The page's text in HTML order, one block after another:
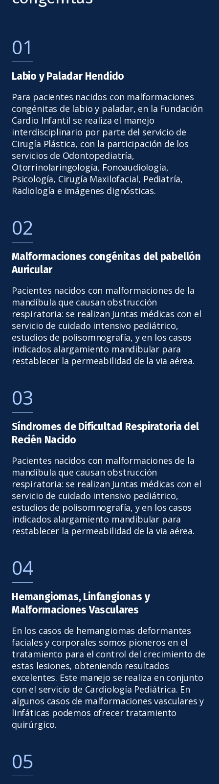
01
Labio y Paladar Hendido
Para pacientes nacidos con malformaciones
congénitas de labio y paladar, en la Fundación
Cardio Infantil se realiza el manejo
interdisciplinario por parte del servicio de
Cirugía Plástica, con la participación de los
servicios de Odontopediatría,
Otorrinolaringología, Fonoaudiología,
Psicología, Cirugía Maxilofacial, Pediatría,
Radiología e imágenes dignósticas.
02
Malformaciones congénitas del pabellón
Auricular
Pacientes nacidos con malformaciones de la
mandíbula que causan obstrucción
respiratoria: se realizan Juntas médicas con el
servicio de cuidado intensivo pediátrico,
estudios de polisomnografía, y en los casos
indicados alargamiento mandibular para
restablecer la permeabilidad de la via aérea.
03
Síndromes de Dificultad Respiratoria del
Recién Nacido
Pacientes nacidos con malformaciones de la
mandíbula que causan obstrucción
respiratoria: se realizan Juntas médicas con el
servicio de cuidado intensivo pediátrico,
estudios de polisomnografía, y en los casos
indicados alargamiento mandibular para
restablecer la permeabilidad de la via aérea.
04
Hemangiomas, Linfangionas y
Malformaciones Vasculares
En los casos de hemangiomas deformantes
faciales y corporales somos pioneros en el
tratamiento para el control del crecimiento de
estas lesiones, obteniendo resultados
excelentes. Este manejo se realiza en conjunto
con el servicio de Cardiología Pediátrica. En
algunos casos de malformaciones vasculares y
linfáticas podemos ofrecer tratamiento
quirúrgico.
05